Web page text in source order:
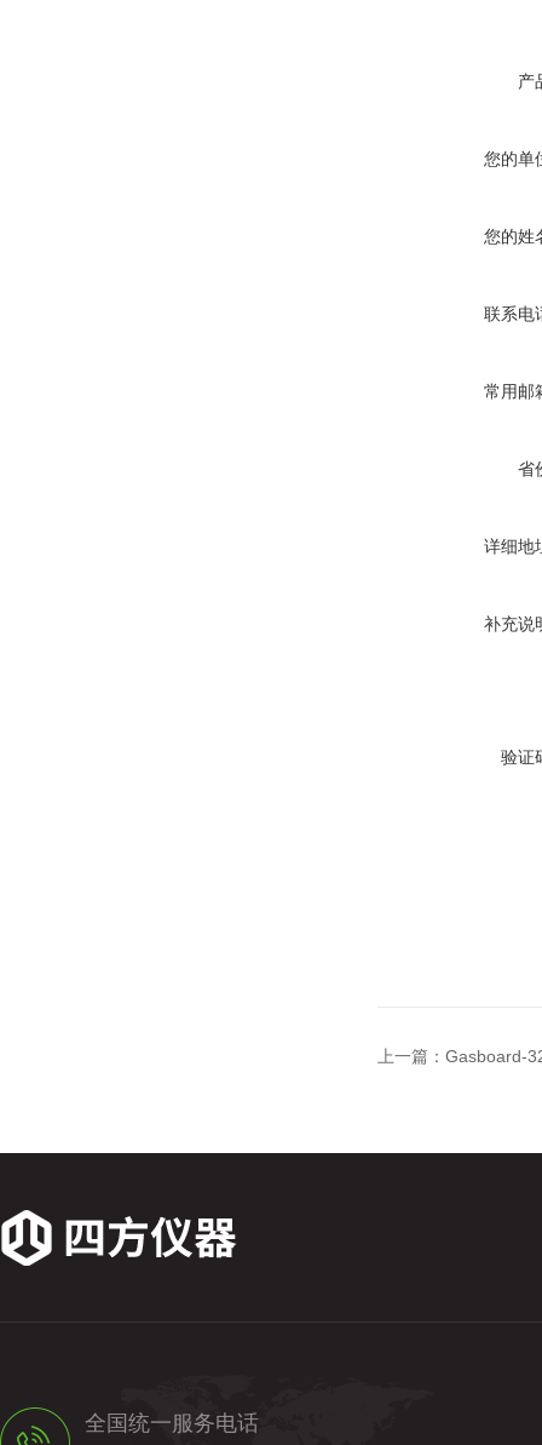
产
您的单
您的姓
联系电
常用邮
省
详细地
补充说
验证
上一篇： Gasboard-
全国统一服务电话